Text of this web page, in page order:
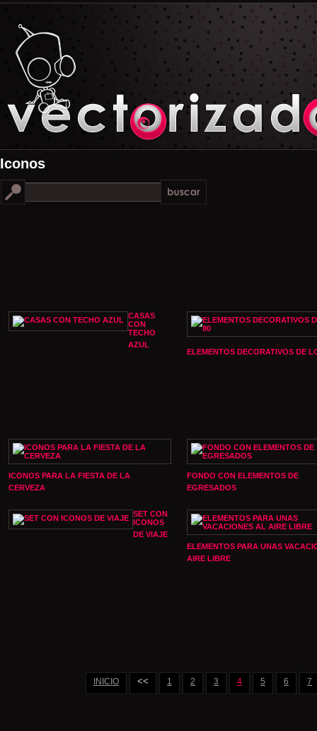
Iconos
CASAS
CON
TECHO
AZUL
ELEMENTOS DECORATIVOS DE
ICONOS PARA LA FIESTA DE LA
CERVEZA
FONDO CON ELEMENTOS DE
EGRESADOS
SET CON
ICONOS
DE VIAJE
ELEMENTOS PARA UNAS
AIRE LIBRE
INICIO << 1 2 3 4 5 6 7